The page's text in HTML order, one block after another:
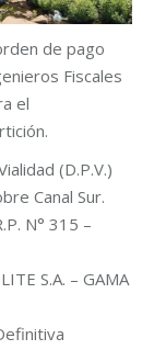
de pago
Fiscales
el
(D.P.V.)
Canal Sur.
N° 315 –
S.A. – GAMA